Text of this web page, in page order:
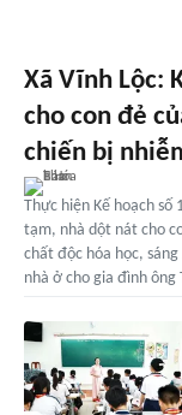
Xã Vĩnh Lộc:
cho con đẻ
chiến bị
Thực hiện Kế hoạch số
tạm, nhà dột nát cho
chất độc hóa học,
nhà ở cho gia đình ông